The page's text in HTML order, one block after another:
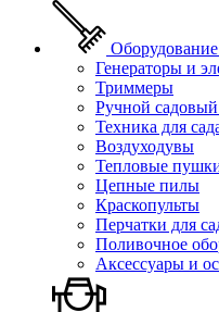
Оборудование
Генераторы и
Триммеры
Ручной
Техника для
Воздуходувы
Тепловые
Цепные пилы
Краскопульты
Перчатки для
Поливочное
Аксессуары и